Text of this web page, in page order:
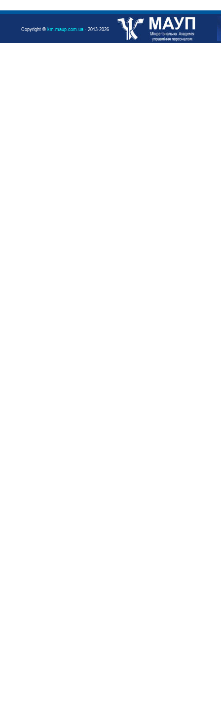
Copyright © km.maup.com.ua - 2013-2026